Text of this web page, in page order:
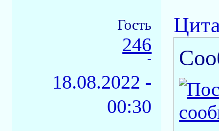
Гость
246
-
18.08.2022 -
00:30